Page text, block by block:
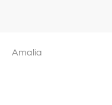
Amalia